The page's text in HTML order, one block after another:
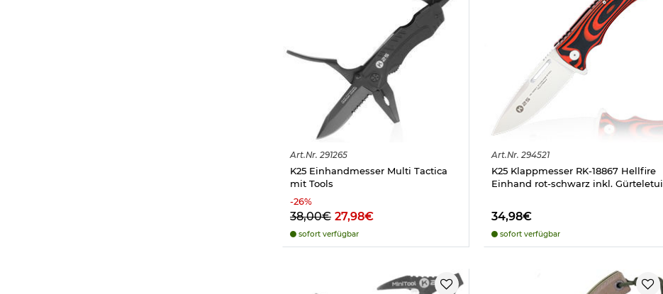
Art.Nr. 291265
K25 Einhandmesser Multi Tactica
mit Tools
-26%
38,00€ 27,98€
sofort verfügbar
Art.Nr. 294521
K25 Klappmesser RK-18867 Hellfire
Einhand rot-schwarz inkl. Gürteletui
34,98€
sofort verfügbar